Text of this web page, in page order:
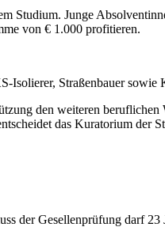
Studium. Junge
von € 1.000 profitieren.
Isolierer, Straßenbauer
den weiteren
das Kuratorium der
der Gesellenprüfung darf 23